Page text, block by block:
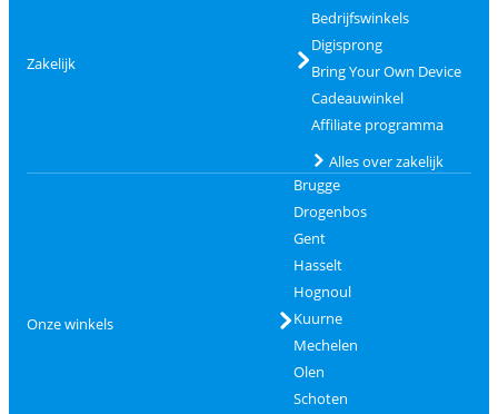
Zakelijk
Bedrijfswinkels
Digisprong
Bring Your Own Device
Cadeauwinkel
Affiliate programma
Alles over zakelijk
Onze winkels
Brugge
Drogenbos
Gent
Hasselt
Hognoul
Kuurne
Mechelen
Olen
Schoten